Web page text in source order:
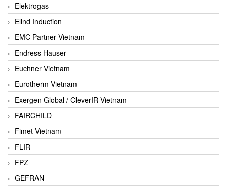
Elektrogas
Elind Induction
EMC Partner Vietnam
Endress Hauser
Euchner Vietnam
Eurotherm Vietnam
Exergen Global / CleverIR Vietnam
FAIRCHILD
Fimet Vietnam
FLIR
FPZ
GEFRAN